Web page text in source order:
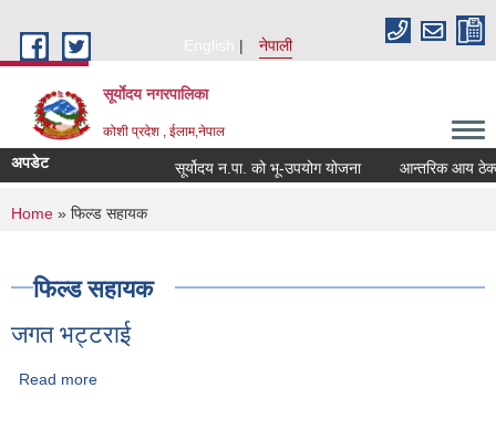
English
नेपाली
सूर्याेदय नगरपालिका
कोशी प्रदेश , ईलाम,नेपाल
अपडेट सूर्योदय न.पा. को भू-उपयोग योजना आन्तरिक आय ठेक्का
You are here
Home » फिल्ड सहायक
फिल्ड सहायक
जगत भट्टराई
Read more